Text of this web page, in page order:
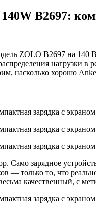
B2697:
ZOLO B2697 на
нагрузки в
насколько хорошо
зарядное
— только то, что
качественный, с